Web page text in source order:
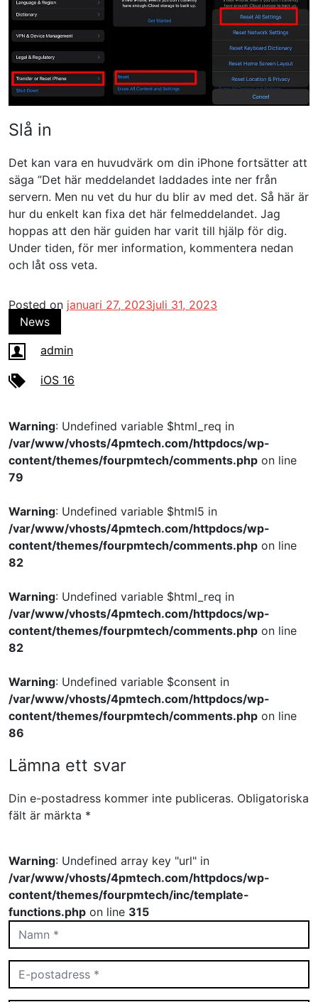
Slå in
Det kan vara en huvudvärk om din iPhone fortsätter att
säga ”Det här meddelandet laddades inte ner från
servern. Men nu vet du hur du blir av med det. Så här är
hur du enkelt kan fixa det här felmeddelandet. Jag
hoppas att den här guiden har varit till hjälp för dig.
Under tiden, för mer information, kommentera nedan
och låt oss veta.
Posted on januari 27, 2023juli 31, 2023
News
admin
iOS 16
Warning: Undefined variable $html_req in
/var/www/vhosts/4pmtech.com/httpdocs/wp-
content/themes/fourpmtech/comments.php on line
79
Warning: Undefined variable $html5 in
/var/www/vhosts/4pmtech.com/httpdocs/wp-
content/themes/fourpmtech/comments.php on line
82
Warning: Undefined variable $html_req in
/var/www/vhosts/4pmtech.com/httpdocs/wp-
content/themes/fourpmtech/comments.php on line
82
Warning: Undefined variable $consent in
/var/www/vhosts/4pmtech.com/httpdocs/wp-
content/themes/fourpmtech/comments.php on line
86
Lämna ett svar
Din e-postadress kommer inte publiceras. Obligatoriska
fält är märkta *
Warning: Undefined array key "url" in
/var/www/vhosts/4pmtech.com/httpdocs/wp-
content/themes/fourpmtech/inc/template-
functions.php on line 315